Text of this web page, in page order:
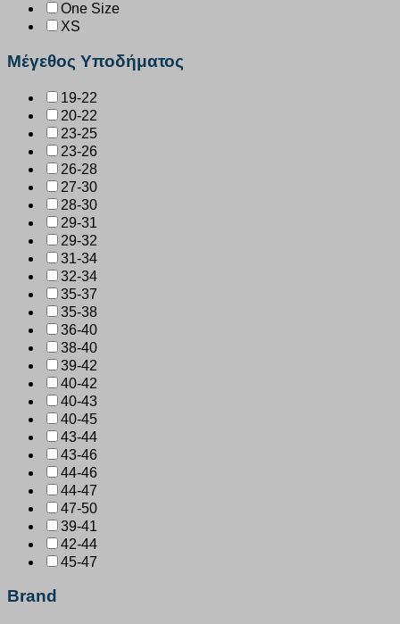
One Size
XS
Μέγεθος Υποδήματος
19-22
20-22
23-25
23-26
26-28
27-30
28-30
29-31
29-32
31-34
32-34
35-37
35-38
36-40
38-40
39-42
40-42
40-43
40-45
43-44
43-46
44-46
44-47
47-50
39-41
42-44
45-47
Brand